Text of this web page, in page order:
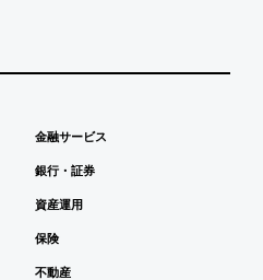
金融サービス
銀行・証券
資産運用
保険
不動産